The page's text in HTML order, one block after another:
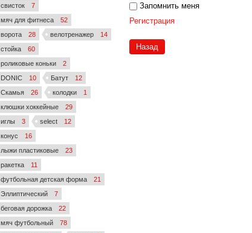
Запомнить меня
Регистрация
Назад
свисток
7
мяч для фитнеса
52
ворота
28 велотренажер
14
стойка
60
роликовые коньки
2
DONIC
10 Батут
12
Скамья
26 колодки
1
клюшки хоккейные
29
иглы
3 select
12
конус
16
лыжи пластиковые
23
ракетка
11
футбольная детская форма
21
Эллиптический
7
беговая дорожка
22
мяч футбольный
78